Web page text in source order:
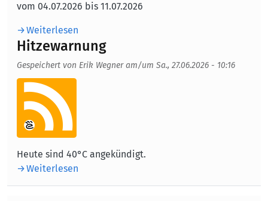
vom 04.07.2026 bis 11.07.2026
Weiterlesen
Hitzewarnung
Gespeichert von Erik Wegneram/um Sa., 27.06.2026 - 10:16
Aufmacherbild
Heute sind 40°C angekündigt.
Weiterlesen